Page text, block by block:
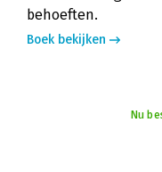
behoeften.
Boek bekijken
Nu